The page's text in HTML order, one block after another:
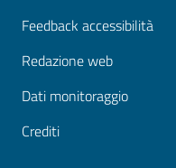
Feedback accessibilità
Redazione web
Dati monitoraggio
Crediti